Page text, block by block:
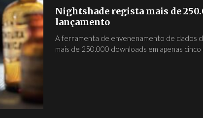
Nightshade regista mais de
lançamento
A ferramenta de envenenamento de dados
mais de 250.000 downloads em apenas cinco